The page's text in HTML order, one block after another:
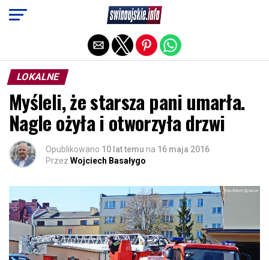
LOKALNE
Myśleli, że starsza pani umarła.
Nagle ożyła i otworzyła drzwi
Opublikowano 10 lat temu na 16 maja 2016
Przez Wojciech Basałygo
Exit mobile version